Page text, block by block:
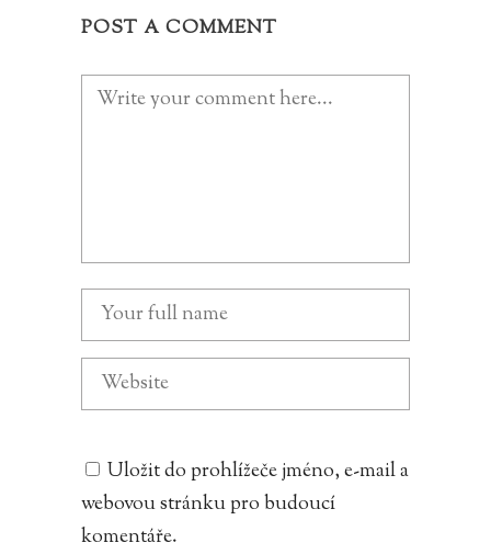
POST A COMMENT
Uložit do prohlížeče jméno, e-mail a
webovou stránku pro budoucí
komentáře.